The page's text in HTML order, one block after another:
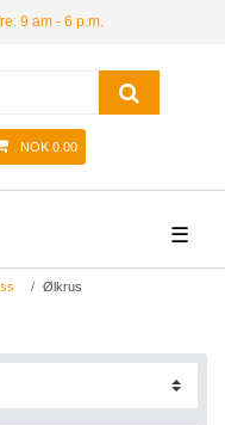
9 am - 6 p.m.
NOK 0.00
☰
Ølkrus